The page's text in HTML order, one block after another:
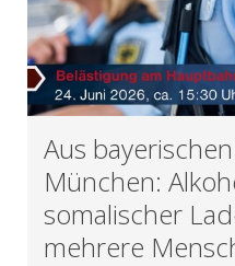
Aus
München:
somalischer
mehrere